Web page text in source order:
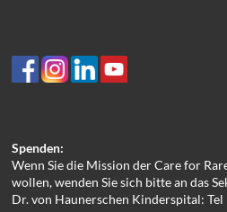
Spenden:
Wenn Sie die Mission der Care for
wollen, wenden Sie sich bitte an das
Dr. von Haunerschen Kinderspital: